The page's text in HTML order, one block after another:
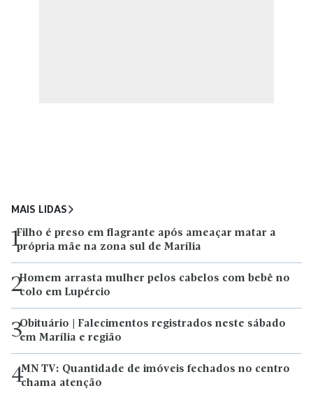
MAIS LIDAS
1Filho é preso em flagrante após ameaçar matar a
própria mãe na zona sul de Marília
2Homem arrasta mulher pelos cabelos com bebê no
colo em Lupércio
3Obituário | Falecimentos registrados neste sábado
em Marília e região
4MN TV: Quantidade de imóveis fechados no centro
chama atenção